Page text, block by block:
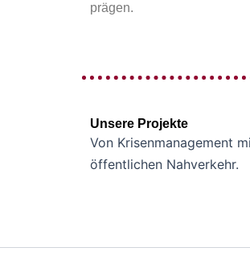
prägen.
Unsere Projekte
Von Krisenmanagement
öffentlichen Nahverkehr.